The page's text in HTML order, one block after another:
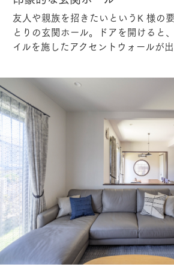
友人や親族を招きたいというK 様の
とりの玄関ホール。ドアを開けると
イルを施したアクセントウォールが